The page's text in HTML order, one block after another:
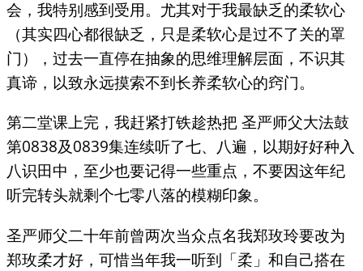
会，我特别感到受用。尤其对于我最缺乏的柔软心
（其实四心都很缺乏，只是柔软心是过不了关的罩
门），过去一直停在抽象的思维理解层面，不识其
真谛，以致永远摸索不到长养柔软心的窍门。
第二堂课上完，我赶紧打铁趁热把 圣严师父大法鼓
第0838及0839集连续听了七、八遍，以期好好种入
八识田中，至少也要记得一些重点，不要因这年纪
听完转头就剩个七零八落的模糊印象。
圣严师父二十年前曾两次当众点名我郑玫玲要改为
郑玫柔才好，可惜当年我一听到「柔」和自己搭在